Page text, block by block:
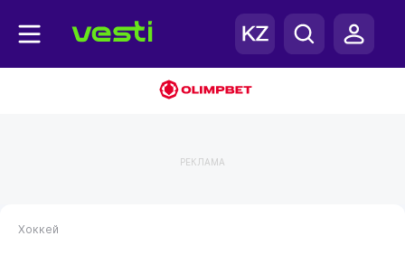
РЕКЛАМА
Хоккей